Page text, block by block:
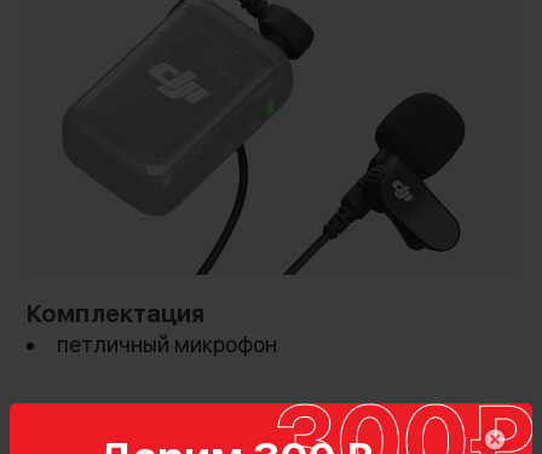
Комплектация
петличный микрофон